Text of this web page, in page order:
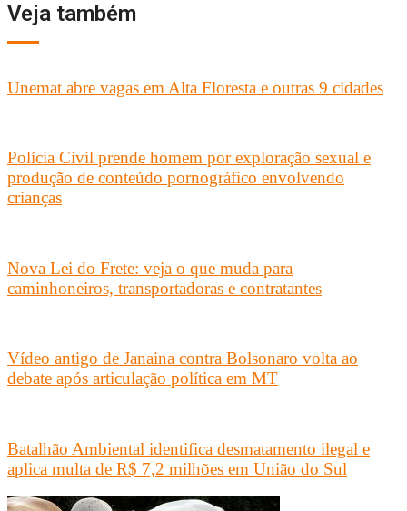
Veja também
Unemat abre vagas em Alta Floresta e outras 9 cidades
Polícia Civil prende homem por exploração sexual e
produção de conteúdo pornográfico envolvendo
crianças
Nova Lei do Frete: veja o que muda para
caminhoneiros, transportadoras e contratantes
Vídeo antigo de Janaina contra Bolsonaro volta ao
debate após articulação política em MT
Batalhão Ambiental identifica desmatamento ilegal e
aplica multa de R$ 7,2 milhões em União do Sul